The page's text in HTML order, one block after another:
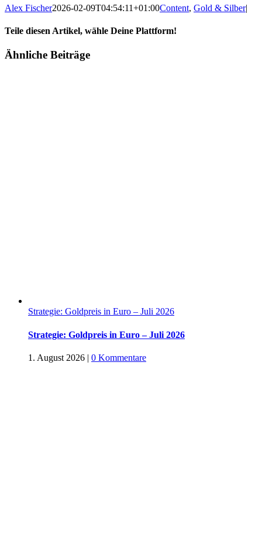
Alex Fischer2026-02-09T04:54:11+01:00Content, Gold & Silber|
Teile diesen Artikel, wähle Deine Plattform!
Facebook
Twitter
Reddit
LinkedIn
Tumblr
Pinterest
Vk
E-
Ähnliche Beiträge
Strategie: Goldpreis in Euro – Juli 2026
Strategie: Goldpreis in Euro – Juli 2026
1. August 2026 | 0 Kommentare